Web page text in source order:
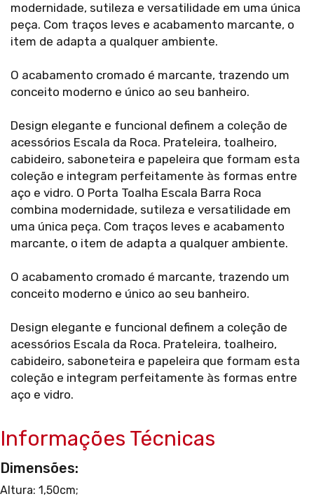
modernidade, sutileza e versatilidade em uma única
peça. Com traços leves e acabamento marcante, o
item de adapta a qualquer ambiente.
O acabamento cromado é marcante, trazendo um
conceito moderno e único ao seu banheiro.
Design elegante e funcional definem a coleção de
acessórios Escala da Roca. Prateleira, toalheiro,
cabideiro, saboneteira e papeleira que formam esta
coleção e integram perfeitamente às formas entre
aço e vidro. O Porta Toalha Escala Barra Roca
combina modernidade, sutileza e versatilidade em
uma única peça. Com traços leves e acabamento
marcante, o item de adapta a qualquer ambiente.
O acabamento cromado é marcante, trazendo um
conceito moderno e único ao seu banheiro.
Design elegante e funcional definem a coleção de
acessórios Escala da Roca. Prateleira, toalheiro,
cabideiro, saboneteira e papeleira que formam esta
coleção e integram perfeitamente às formas entre
aço e vidro.
Informações Técnicas
Dimensões:
Altura: 1,50cm;